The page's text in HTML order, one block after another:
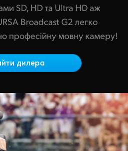
SD, HD та Ultra HD аж
Broadcast G2 легко
професійну мовну камеру!
дилера